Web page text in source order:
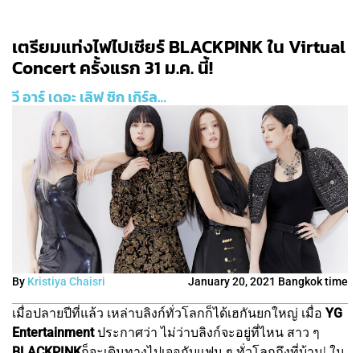
เตรียมแท่งไฟไปเชียร์ BLACKPINK ใน Virtual
Concert ครั้งแรก 31 ม.ค. นี้!
วี อาร์ เดอะ เลิฟ ซิก เกิร์ล…
By Kristiya Chaisri January 20, 2021 Bangkok time
เมื่อปลายปีที่แล้ว เหล่าบลิงก์ทั่วโลกก็ได้เฮกันยกใหญ่ เมื่อ YG
Entertainmentประกาศว่า ไม่ว่าบลิงก์จะอยู่ที่ไหน สาว ๆ